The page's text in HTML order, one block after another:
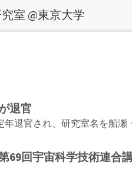
室 @東京大学
退官
年退官され、研究室名を船
69回宇宙科学技術連合